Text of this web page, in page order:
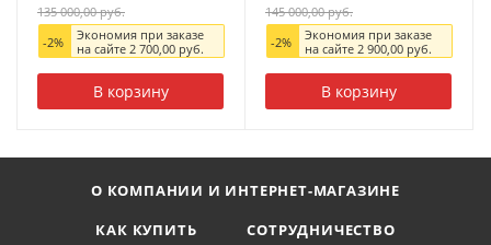
135 000,00руб.
-2%
Экономия при заказе
на сайте 2 700,00руб.
В корзину
145 000,00руб.
-2%
Экономия при заказе
на сайте 2 900,00руб.
В корзину
О КОМПАНИИ И ИНТЕРНЕТ-МАГАЗИНЕ
КАК КУПИТЬ
СОТРУДНИЧЕСТВО